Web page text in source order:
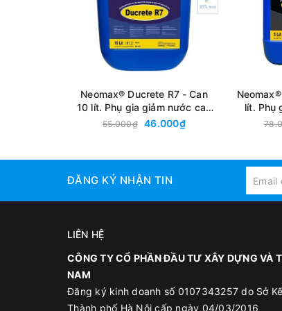
Neomax® Ducrete R7 - Can
10 lít. Phụ gia giảm nước cao
cấp, duy trì tính công tác và
55.000₫ 46.000₫
lít. Phụ
cấp,
ĐĂNG KÝ NHẬN TIN
LIÊN HỆ
CÔNG TY CỔ PHẦN ĐẦU TƯ XÂY DỰNG VÀ
NAM
Đăng ký kinh doanh số 0107343257 do Sở
Thành phố Hà Nội cấp ngày 04/03/2016